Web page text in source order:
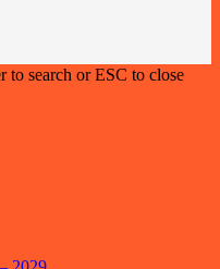
to search or ESC to close